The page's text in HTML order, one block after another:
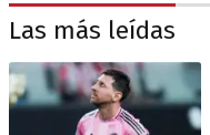
Las más leídas